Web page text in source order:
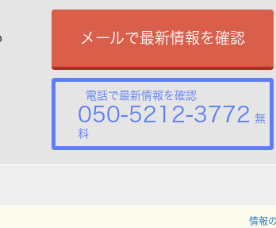
メールで最新情報を確認
電話で最新情報を確認
050-5212-3772 無
料
情報